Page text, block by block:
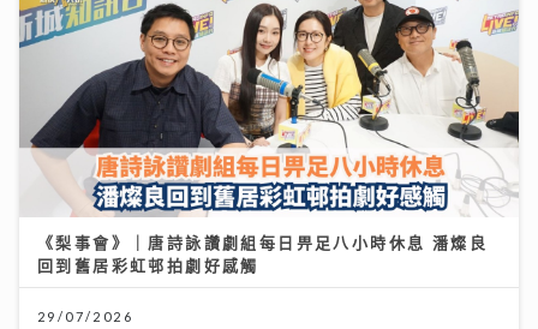
《梨事會》｜唐詩詠讚劇組每日畀足八小時休息 潘燦良
回到舊居彩虹邨拍劇好感觸
29/07/2026